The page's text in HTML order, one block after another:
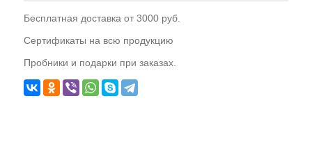
Бесплатная доставка от 3000 руб.
Сертификаты на всю продукцию
Пробники и подарки при заказах.